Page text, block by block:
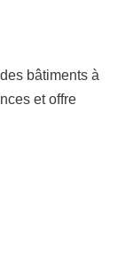
bâtiments à
et offre